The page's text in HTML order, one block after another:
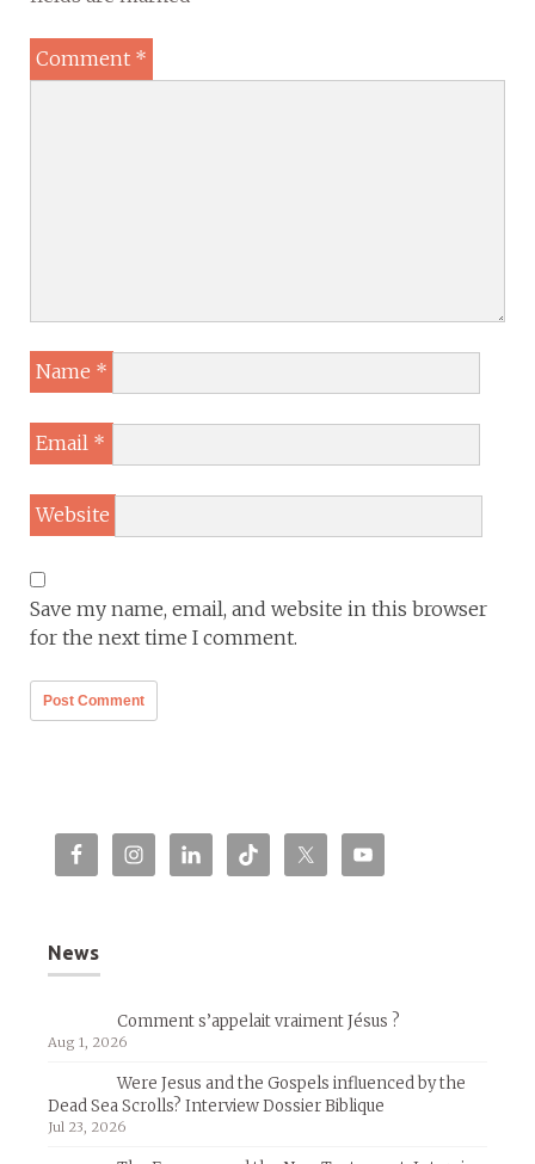
Comment *
Name *
Email *
Website
Save my name, email, and website in this browser
for the next time I comment.
News
Comment s’appelait vraiment Jésus ?
Aug 1, 2026
Were Jesus and the Gospels influenced by the
Dead Sea Scrolls? Interview Dossier Biblique
Jul 23, 2026